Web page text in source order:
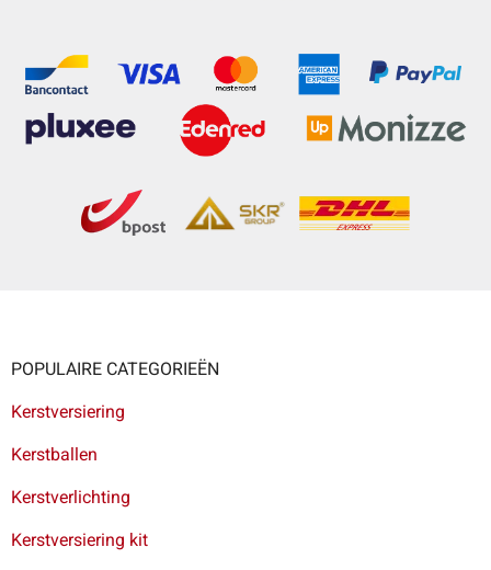
POPULAIRE CATEGORIEËN
Kerstversiering
Kerstballen
Kerstverlichting
Kerstversiering kit